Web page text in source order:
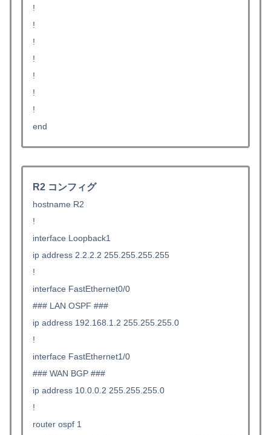
!
!
!
!
!
!
!
end
R2 コンフィグ
hostname R2
!
interface Loopback1
ip address 2.2.2.2 255.255.255.255
!
interface FastEthernet0/0
### LAN OSPF ###
ip address 192.168.1.2 255.255.255.0
!
interface FastEthernet1/0
### WAN BGP ###
ip address 10.0.0.2 255.255.255.0
!
router ospf 1